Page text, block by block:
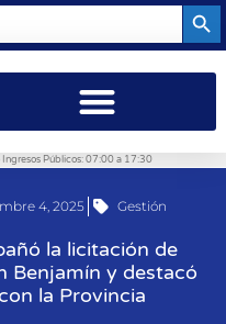
Públicos: 07:00 a 17:30
4, 2025 Gestión
la licitación de
Benjamín y destacó
la Provincia